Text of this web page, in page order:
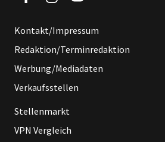
Kontakt/Impressum
Redaktion/Terminredaktion
Werbung/Mediadaten
Verkaufsstellen
Stellenmarkt
VPN Vergleich